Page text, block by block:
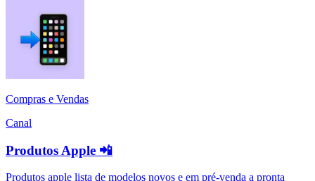
Compras e Vendas
Canal
Produtos Apple 📲
Produtos apple lista de modelos novos e em pré-venda a pronta